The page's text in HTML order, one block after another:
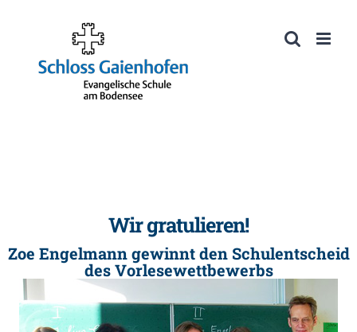
Werkzeugleiste öffnen
springen
Wir gratulieren!
Zoe Engelmann gewinnt den Schulentscheid
des Vorlesewettbewerbs